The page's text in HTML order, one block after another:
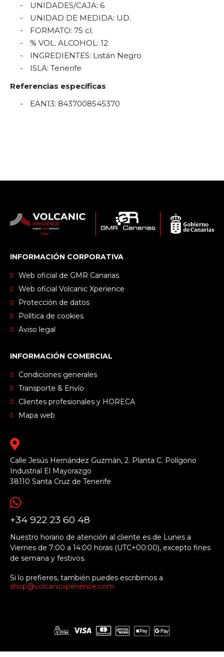
UNIDADES/CAJA: 6
UNIDAD DE MEDIDA: UD.
FORMATO: 75 cl.
% VOL. ALCOHOL: 12
INGREDIENTES: Listán Negro
ISLA: Tenerife
Referencias específicas
EAN13: 8437008545370
INFORMACIÓN CORPORATIVA
Web oficial de GMR Canarias
Web oficial Volcanic Xperience
Protección de datos
Política de cookies
Aviso legal
INFORMACIÓN COMERCIAL
Condiciones generales
Transporte & Envío
Clientes profesionales y HORECA
Mapa web
Calle Jesús Hernández Guzmán, 2. Planta C. Polígono
Industrial El Mayorazgo
38110 Santa Cruz de Tenerife
+34 922 23 60 48
Nuestro horario de atención al cliente es de Lunes a
Viernes de 7:00 a 14:00 horas (UTC+00:00), excepto fines
de semana y festivos.
Si lo prefieres, también puedes escribirnos a
shop@volcanicxperience.com